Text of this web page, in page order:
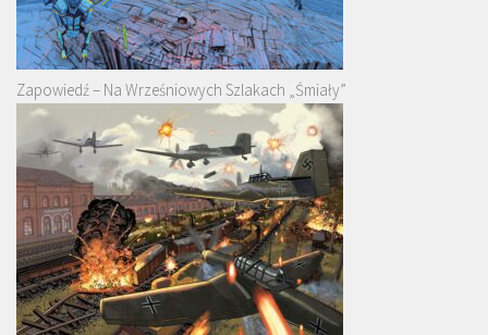
Zapowiedź – Na Wrześniowych Szlakach „Śmiały”